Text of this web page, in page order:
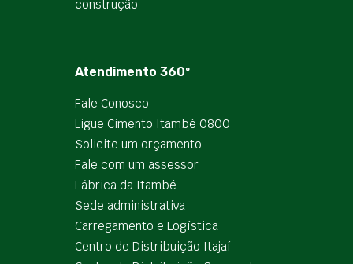
construção
Atendimento 360º
Fale Conosco
Ligue Cimento Itambé 0800
Solicite um orçamento
Fale com um assessor
Fábrica da Itambé
Sede administrativa
Carregamento e Logística
Centro de Distribuição Itajaí